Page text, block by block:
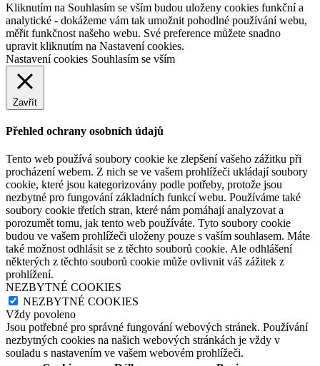
Kliknutím na Souhlasím se vším budou uloženy cookies funkční a
analytické - dokážeme vám tak umožnit pohodlné používání webu,
měřit funkčnost našeho webu. Své preference můžete snadno
upravit kliknutím na Nastavení cookies.
Nastavení cookies Souhlasím se vším
Zavřít
Přehled ochrany osobních údajů
Tento web používá soubory cookie ke zlepšení vašeho zážitku při
procházení webem. Z nich se ve vašem prohlížeči ukládají soubory
cookie, které jsou kategorizovány podle potřeby, protože jsou
nezbytné pro fungování základních funkcí webu. Používáme také
soubory cookie třetích stran, které nám pomáhají analyzovat a
porozumět tomu, jak tento web používáte. Tyto soubory cookie
budou ve vašem prohlížeči uloženy pouze s vaším souhlasem. Máte
také možnost odhlásit se z těchto souborů cookie. Ale odhlášení
některých z těchto souborů cookie může ovlivnit váš zážitek z
prohlížení.
NEZBYTNÉ COOKIES
NEZBYTNÉ COOKIES
Vždy povoleno
Jsou potřebné pro správné fungování webových stránek. Používání
nezbytných cookies na našich webových stránkách je vždy v
souladu s nastavením ve vašem webovém prohlížeči.